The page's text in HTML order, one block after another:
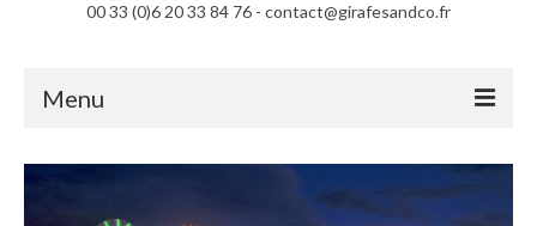
00 33 (0)6 20 33 84 76 - contact@girafesandco.fr
Menu